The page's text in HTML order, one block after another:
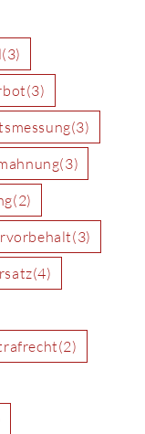
(3)
(3)
(3)
(3)
(2)
(3)
(4)
(2)